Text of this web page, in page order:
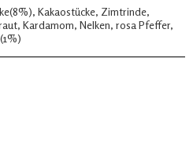
Kakaostücke, Zimtrinde,
Kardamom, Nelken, rosa Pfeffer,